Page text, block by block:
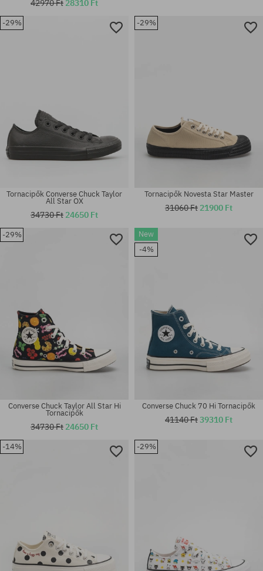
Elérhető méretek:
Elérhető méretek:
Elérhető méretek:
42970 Ft 28310 Ft
Elérhető méretek:
41; 43; 46
-29%
Elérhető méretek:
Tornacipők Converse Chuck Taylor
All Star OX
34730 Ft 24650 Ft
-29%
Elérhető méretek:
Tornacipők Novesta Star Master
31060 Ft 21900 Ft
-29%
Converse Chuck Taylor All Star Hi
Tornacipők
34730 Ft 24650 Ft
New
-4%
Converse Chuck 70 Hi Tornacipők
41140 Ft39310 Ft
-14% -29%